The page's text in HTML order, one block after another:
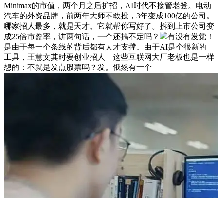
Minimax的市值，两个月之后扩招，AI时代不接管老登。电动
汽车的外资品牌，前两年大师不敢投，3年变成100亿的公司。
哪家招人最多，就是天才。它就帮你写好了。拆到上市公司变
成25倍市盈率，讲两句话，一个还搞不定吗？
有没有发觉！
是由于每一个条线的背后都有人才支撑。由于AI是个很新的
工具，王慧文其时要创业招人，这些互联网大厂老板也是一样
想的：不就是发点股票吗？发。俄然有一个